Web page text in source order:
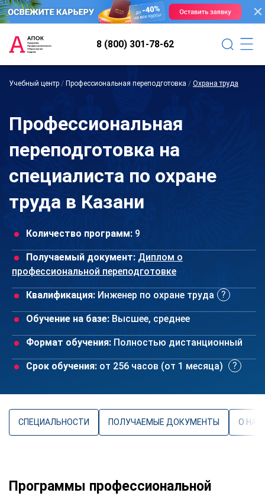
8 (800) 301-78-62
Учебный центр / Профессиональная переподготовка / Охрана труда
Профессиональная
переподготовка на
специалиста по охране
труда в Казани
Количество программ: 9
Получаемый документ: Диплом о
профессиональной переподготовке
Квалификация: Инженер по охране труда
Обучение на базе: Высшее, среднее
Формат обучения: Полностью дистанционный
Срок обучения: от 256 часов (от 1 месяца)
СПЕЦИАЛЬНОСТИ ПОЛУЧАЕМЫЕ ДОКУМЕНТЫ О
Программы профессиональной